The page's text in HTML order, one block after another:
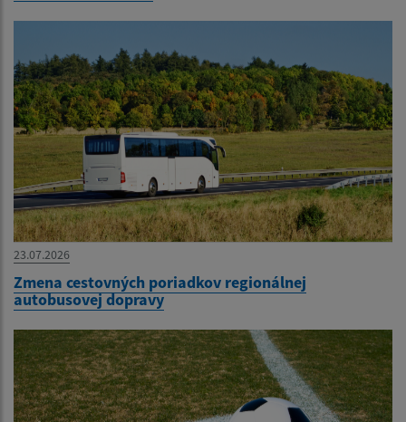
23.07.2026
Zmena cestovných poriadkov regionálnej
autobusovej dopravy